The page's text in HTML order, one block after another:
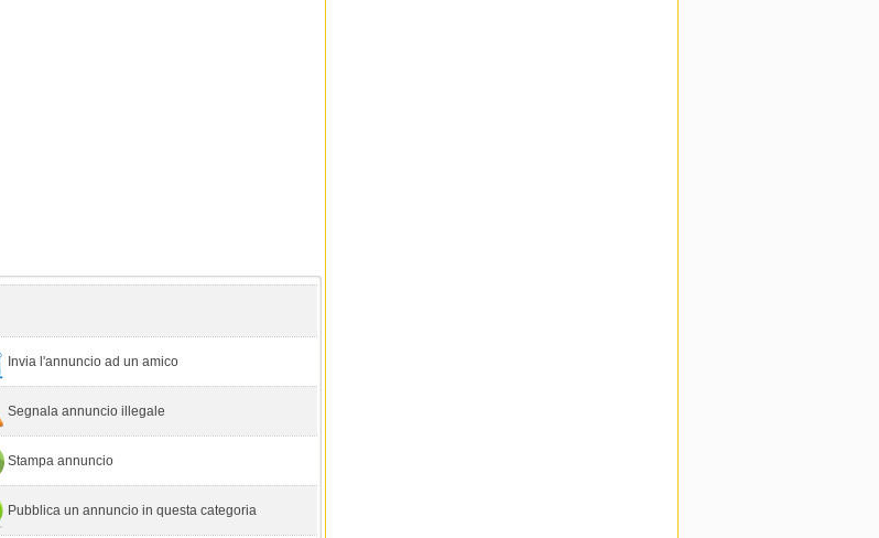
Invia l'annuncio ad un amico
Segnala annuncio illegale
Stampa annuncio
Pubblica un annuncio in questa categoria